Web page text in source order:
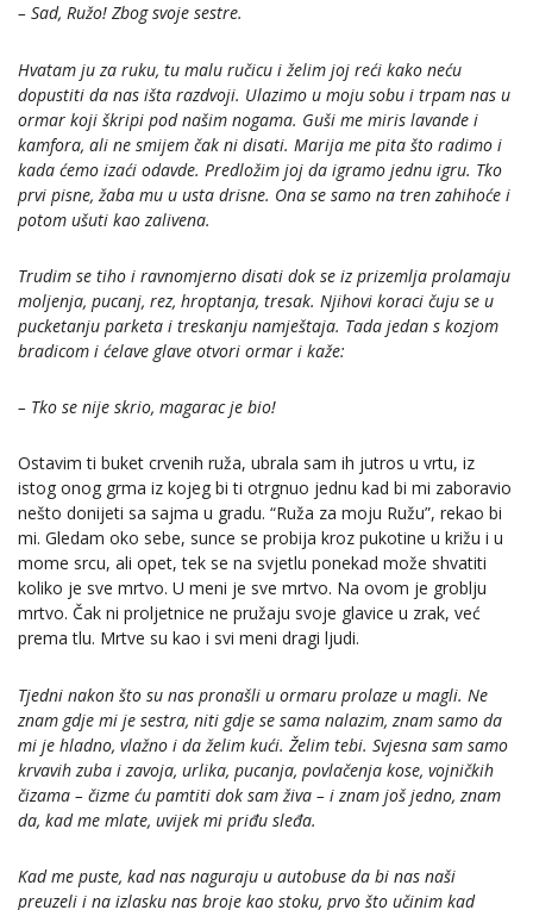
– Sad, Ružo! Zbog svoje sestre.
Hvatam ju za ruku, tu malu ručicu i želim joj reći kako neću
dopustiti da nas išta razdvoji. Ulazimo u moju sobu i trpam nas u
ormar koji škripi pod našim nogama. Guši me miris lavande i
kamfora, ali ne smijem čak ni disati. Marija me pita što radimo i
kada ćemo izaći odavde. Predložim joj da igramo jednu igru. Tko
prvi pisne, žaba mu u usta drisne. Ona se samo na tren zahihoće i
potom ušuti kao zalivena.
Trudim se tiho i ravnomjerno disati dok se iz prizemlja prolamaju
moljenja, pucanj, rez, hroptanja, tresak. Njihovi koraci čuju se u
pucketanju parketa i treskanju namještaja. Tada jedan s kozjom
bradicom i ćelave glave otvori ormar i kaže:
– Tko se nije skrio, magarac je bio!
Ostavim ti buket crvenih ruža, ubrala sam ih jutros u vrtu, iz
istog onog grma iz kojeg bi ti otrgnuo jednu kad bi mi zaboravio
nešto donijeti sa sajma u gradu. “Ruža za moju Ružu”, rekao bi
mi. Gledam oko sebe, sunce se probija kroz pukotine u križu i u
mome srcu, ali opet, tek se na svjetlu ponekad može shvatiti
koliko je sve mrtvo. U meni je sve mrtvo. Na ovom je groblju
mrtvo. Čak ni proljetnice ne pružaju svoje glavice u zrak, već
prema tlu. Mrtve su kao i svi meni dragi ljudi.
Tjedni nakon što su nas pronašli u ormaru prolaze u magli. Ne
znam gdje mi je sestra, niti gdje se sama nalazim, znam samo da
mi je hladno, vlažno i da želim kući. Želim tebi. Svjesna sam samo
krvavih zuba i zavoja, urlika, pucanja, povlačenja kose, vojničkih
čizama – čizme ću pamtiti dok sam živa – i znam još jedno, znam
da, kad me mlate, uvijek mi priđu sleđa.
Kad me puste, kad nas naguraju u autobuse da bi nas naši
preuzeli i na izlasku nas broje kao stoku, prvo što učinim kad